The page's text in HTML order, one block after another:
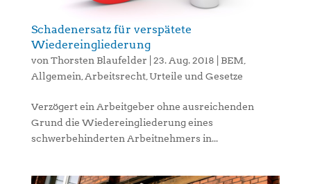
Schadenersatz für verspätete
Wiedereingliederung
vonThorsten Blaufelder 23. Aug. 2018 BEM,
Allgemein,Arbeitsrecht,Urteile und Gesetze
Verzögert ein Arbeitgeber ohne ausreichenden
Grund die Wiedereingliederung eines
schwerbehinderten Arbeitnehmers in...